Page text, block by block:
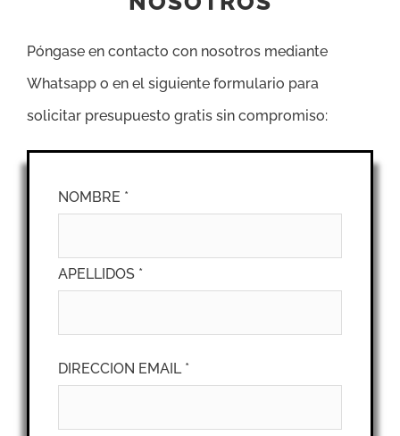
Póngase en contacto con nosotros mediante
Whatsapp o en el siguiente formulario para
solicitar presupuesto gratis sin compromiso:
NOMBRE *
APELLIDOS *
DIRECCION EMAIL *